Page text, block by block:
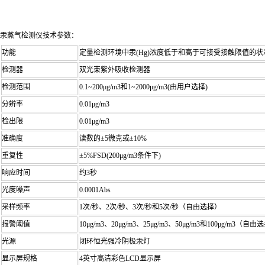
汞蒸气检测仪技术参数：
功能 定量检测环境中汞(Hg)浓度低于和高于可接受接触限值的状
检测器 双光束紫外吸收检测器
检测范围 0.1~200μg/m3和1~2000μg/m3(由用户选择)
分辨率 0.01μg/m3
检出限 0.01μg/m3
准确度 读数的±5微克或±10%
重复性 ±5%FSD(200μg/m3条件下)
响应时间 约3秒
光度噪声 0.0001Abs
采样频率 1次/秒、2次/秒、3次/秒和5次/秒（自由选择）
报警阈值 10μg/m3、20μg/m3、25μg/m3、50μg/m3和100μg/m3（自由选
光源 闭环恒光强冷阴极汞灯
显示屏规格 4英寸高清彩色LCD显示屏